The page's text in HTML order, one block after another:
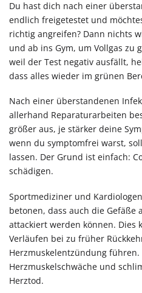
Du hast dich nach einer
endlich freigetestet und
richtig angreifen? Dann nichts
und ab ins Gym, um Vollgas zu
weil der Test negativ ausfällt,
dass alles wieder im grünen
Nach einer überstandenen
allerhand Reparaturarbeiten
größer aus, je stärker deine
wenn du symptomfrei warst,
lassen. Der Grund ist einfach:
schädigen.
Sportmediziner und
betonen, dass auch die Gefäße
attackiert werden können. Dies
Verläufen bei zu früher
Herzmuskelentzündung
Herzmuskelschwäche und
Herztod.